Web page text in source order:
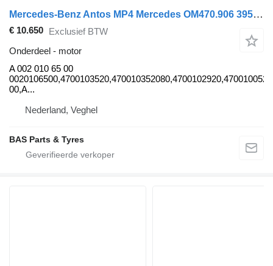
Mercedes-Benz Antos MP4 Mercedes OM470.906 395 A 002 010 65 00 motor voor vrachtwagen
€ 10.650 Exclusief BTW
Onderdeel - motor
A 002 010 65 00
00,A...
Nederland, Veghel
BAS Parts & Tyres